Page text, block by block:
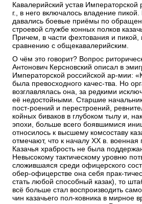
Кавалерийский устав
г., в него включалось владение
давались боевые приёмы по
строевой службе конных полков
Причем, в части фехтования и
сравнению с общекавалерийским.
О чём это говорит? Вопрос
Антонович Керсновский описал в
Императорской российской ар-мии:
была превосходного качес-тва. Но
возглавлялась она, за редкими
её недостойными. Старшие
пост-роений и перестроений,
койных биваков в глубоком тылу и,
эпохи, больше всего боявшимися
относилось к высшему комсоставу
отмечают, что к началу XX в. военная
Казачья храбрость не была
Невысокому тактическому уровню
сложившаяся среди офицерского
обер-офицерстве она себя прак-
стать любой способный казак), то
всё больше стал воспроизводить
чин казачьего пол-ковника в мирное